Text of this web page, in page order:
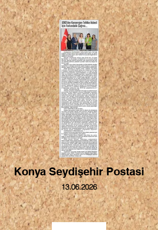
Konya Seydişehir Postasi
13.06.2026